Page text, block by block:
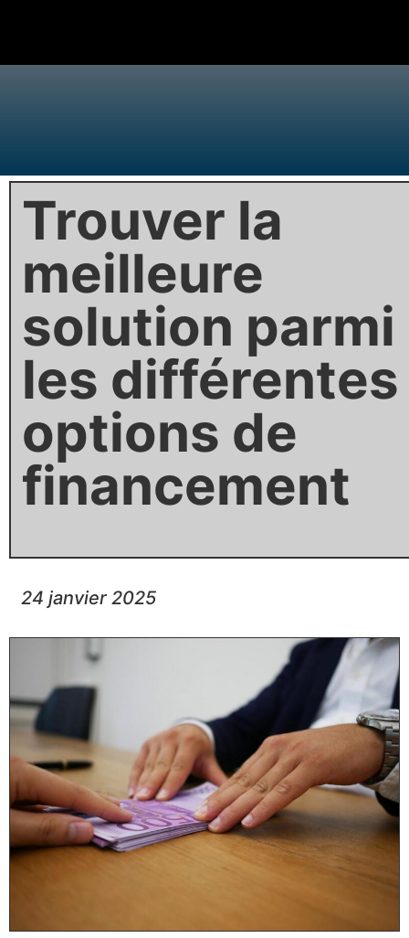
Trouver la
meilleure
solution parmi
les différentes
options de
financement
24 janvier 2025